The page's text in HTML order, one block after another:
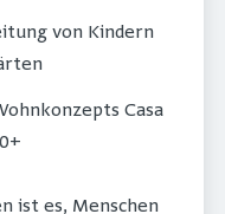
von Kindern
Casa
ist es, Menschen